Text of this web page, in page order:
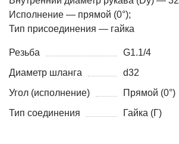
Исполнение — прямой (0°);
Тип присоединения — гайка
Резьба
G1.1/4
Диаметр шланга
d32
Угол (исполнение)
Прямой (0°)
Тип соединения
Гайка (Г)